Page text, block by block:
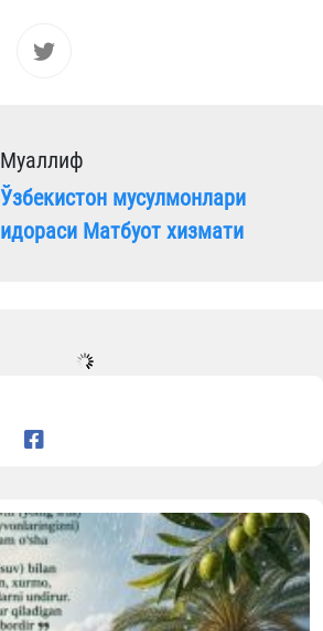
Муаллиф
Ўзбекистон мусулмонлари
идораси Матбуот хизмати